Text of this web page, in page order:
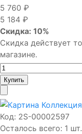
5 760 ₽
5 184 ₽
Скидка: 10%
Скидка действует
магазине.
Код: 2S-00002597
Осталось всего: 1 шт.